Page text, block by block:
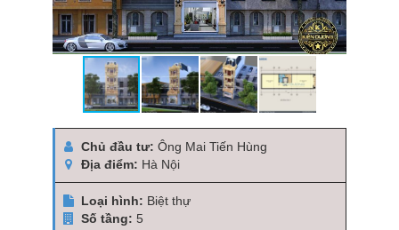
Chủ đầu tư: Ông Mai Tiến Hùng
Địa điểm: Hà Nội
Loại hình: Biệt thự
Số tầng: 5